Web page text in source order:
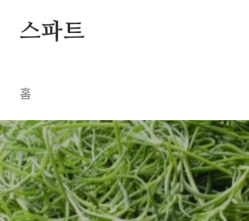
스파트
홈